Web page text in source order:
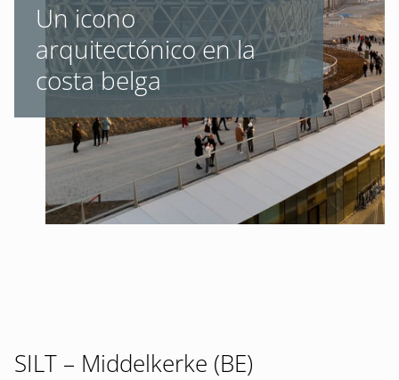
Un icono
arquitectónico en la
costa belga
SILT – Middelkerke (BE)